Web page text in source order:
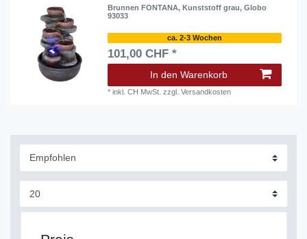
Brunnen FONTANA, Kunststoff grau, Globo
93033
ca. 2-3 Wochen
101,00 CHF *
In den Warenkorb
*inkl. CH MwSt. zzgl.Versandkosten